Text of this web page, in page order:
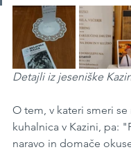
Detajli iz jeseniške
O tem, v kateri smeri se
kuhalnica v Kazini, pa:
naravo in domače